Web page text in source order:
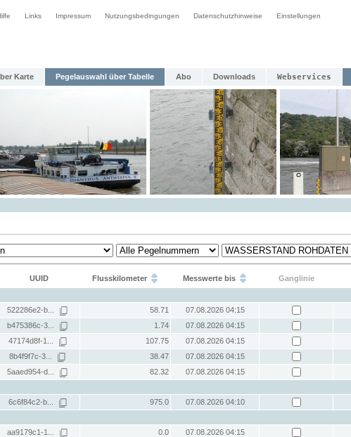
Links Impressum Nutzungsbedingungen Datenschutzhinweise Einstellungen
Karte Pegelauswahl über Tabelle Abo Downloads Webservices
UUID Flusskilometer Messwerte bis Ganglinie
522286e2-b... 58.71
07.08.2026 04:15
b475386c-3... 1.74
07.08.2026 04:15
47174d8f-1... 107.75
07.08.2026 04:15
8b4f9f7c-3... 38.47
07.08.2026 04:15
5aaed954-d... 82.32
07.08.2026 04:15
6c6f84c2-b... 975.0
07.08.2026 04:10
aa9179c1-1... 0.0
07.08.2026 04:15